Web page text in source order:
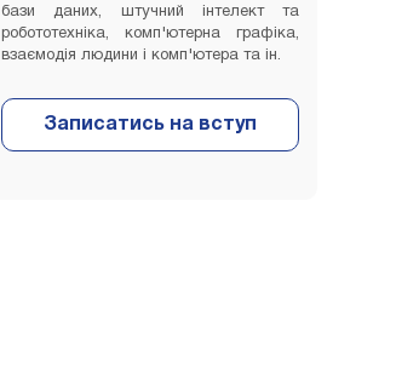
бази даних, штучний інтелект та
робототехніка, комп'ютерна графіка,
взаємодія людини і комп'ютера та ін.